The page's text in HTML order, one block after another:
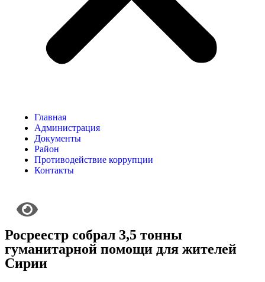
Главная
Администрация
Документы
Район
Противодействие коррупции
Контакты
Росреестр собрал 3,5 тонны
гуманитарной помощи для жителей
Сирии